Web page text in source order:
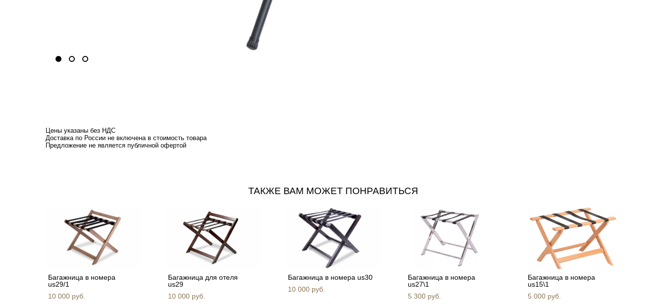
Цены указаны без НДС
Доставка по России не включена в стоимость товара
​Предложение не является публичной офертой
ТАКЖЕ ВАМ МОЖЕТ ПОНРАВИТЬСЯ
Багажница в номера
us29/1
10 000 pуб.
Багажница для отеля
us29
10 000 pуб.
Багажница в номера us30
10 000 pуб.
Багажница в номера
us27\1
5 300 pуб.
Багажница в номера
us15\1
5 000 pуб.